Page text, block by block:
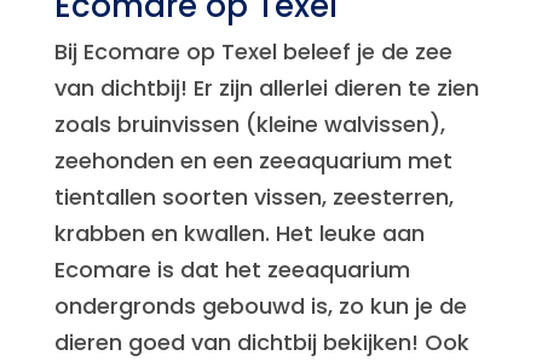
Bij Ecomare op Texel beleef je de zee
van dichtbij! Er zijn allerlei dieren te zien
zoals bruinvissen (kleine walvissen),
zeehonden en een zeeaquarium met
tientallen soorten vissen, zeesterren,
krabben en kwallen. Het leuke aan
Ecomare is dat het zeeaquarium
ondergronds gebouwd is, zo kun je de
dieren goed van dichtbij bekijken! Ook